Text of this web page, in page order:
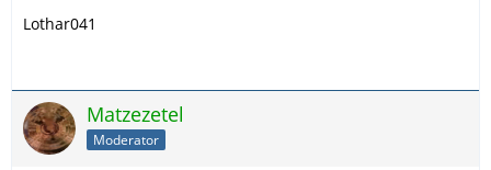
Lothar041
Matzezetel
Moderator